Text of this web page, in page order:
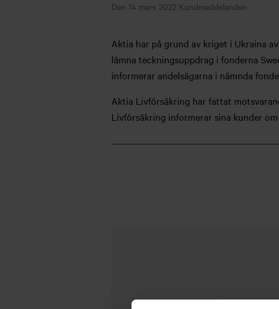
Den 14 mars 2022 Kundmeddelanden
Aktia har på grund av kriget i Ukraina
lämna teckningsuppdrag i fonderna
informerar andelsägarna i nämnda
Aktia Livförsäkring har fattat
Livförsäkring informerar sina kunder om